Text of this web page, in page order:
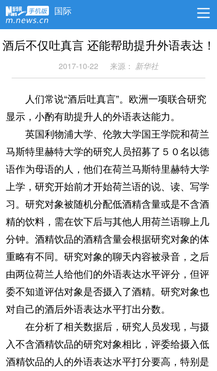
国际
酒后不仅吐真言 还能帮助提升外语表达！
2017-10-22 来源： 新华社
人们常说“酒后吐真言”。欧洲一项联合研究
显示，小酌有助提升人的外语表达能力。
英国利物浦大学、伦敦大学国王学院和荷兰
马斯特里赫特大学的研究人员招募了５０名以德
语作为母语的人，他们在荷兰马斯特里赫特大学
上学，研究开始前才开始荷兰语的说、读、写学
习。研究对象被随机分配低酒精含量或是不含酒
精的饮料，需在饮下后与其他人用荷兰语聊上几
分钟。酒精饮品的酒精含量会根据研究对象的体
重略有不同。研究对象的聊天内容被录音，之后
由两位荷兰人给他们的外语表达水平评分，但评
委不知道评估对象是否摄入了酒精。研究对象也
对自己的酒后外语表达水平打出分数。
在分析了相关数据后，研究人员发现，与摄
入不含酒精饮品的研究对象相比，评委给摄入低
酒精饮品的人的外语表达水平打分要高，特别是